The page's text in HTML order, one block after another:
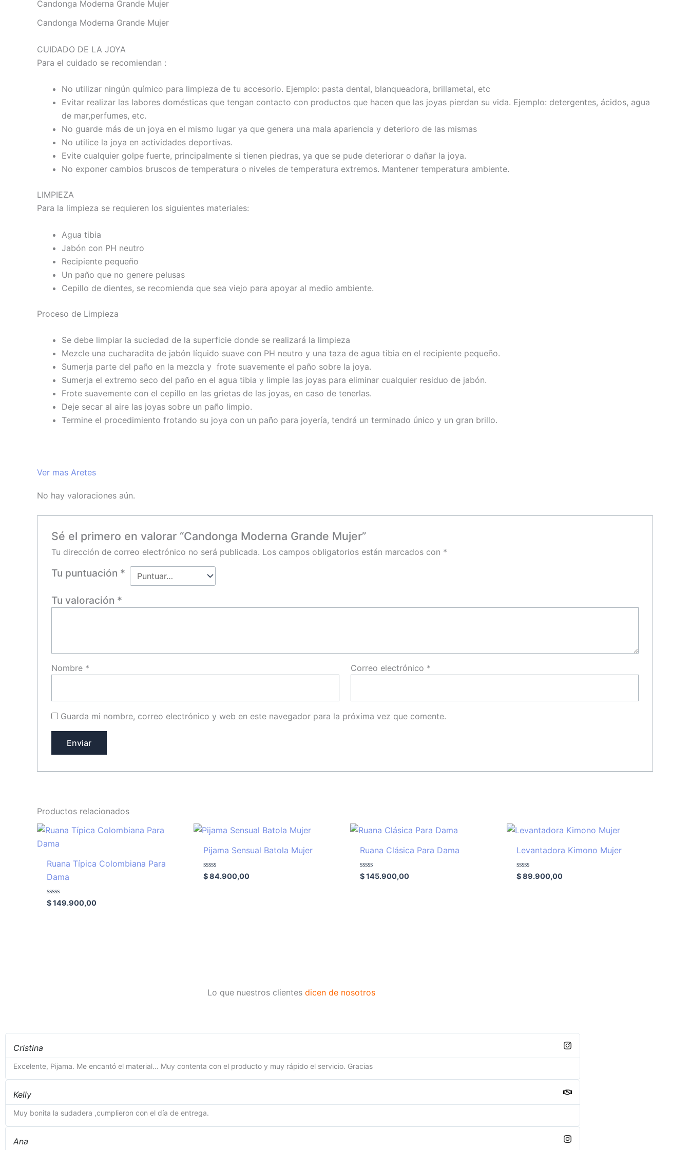
Candonga Moderna Grande Mujer
Candonga Moderna Grande Mujer
CUIDADO DE LA JOYA
Para el cuidado se recomiendan :
No utilizar ningún químico para limpieza de tu accesorio. Ejemplo: pasta dental, blanqueadora, brillametal, etc
Evitar realizar las labores domésticas que tengan contacto con productos que hacen que las joyas pierdan su vida. Ejemplo: detergentes, ácidos, agua
de mar,perfumes, etc.
No guarde más de un joya en el mismo lugar ya que genera una mala apariencia y deterioro de las mismas
No utilice la joya en actividades deportivas.
Evite cualquier golpe fuerte, principalmente si tienen piedras, ya que se pude deteriorar o dañar la joya.
No exponer cambios bruscos de temperatura o niveles de temperatura extremos. Mantener temperatura ambiente.
LIMPIEZA
Para la limpieza se requieren los siguientes materiales:
Agua tibia
Jabón con PH neutro
Recipiente pequeño
Un paño que no genere pelusas
Cepillo de dientes, se recomienda que sea viejo para apoyar al medio ambiente.
Proceso de Limpieza
Se debe limpiar la suciedad de la superficie donde se realizará la limpieza
Mezcle una cucharadita de jabón líquido suave con PH neutro y una taza de agua tibia en el recipiente pequeño.
Sumerja parte del paño en la mezcla y frote suavemente el paño sobre la joya.
Sumerja el extremo seco del paño en el agua tibia y limpie las joyas para eliminar cualquier residuo de jabón.
Frote suavemente con el cepillo en las grietas de las joyas, en caso de tenerlas.
Deje secar al aire las joyas sobre un paño limpio.
Termine el procedimiento frotando su joya con un paño para joyería, tendrá un terminado único y un gran brillo.
Ver mas Aretes
No hay valoraciones aún.
Sé el primero en valorar “Candonga Moderna Grande Mujer”
Tu dirección de correo electrónico no será publicada. Los campos obligatorios están marcados con *
Tu puntuación *
Tu valoración *
Nombre * Correo electrónico *
Guarda mi nombre, correo electrónico y web en este navegador para la próxima vez que comente.
Productos relacionados
Ruana Típica Colombiana Para
Dama
Valorado
con
$149.900,00
Pijama Sensual Batola Mujer
Valorado
con
$84.900,00
Ruana Clásica Para Dama
Valorado
con
$145.900,00
Levantadora Kimono Mujer
Valorado
con
$89.900,00
Lo que nuestros clientes dicen de nosotros
Cristina
Excelente, Pijama. Me encantó el material... Muy contenta con el producto y muy rápido el servicio. Gracias
Kelly
Muy bonita la sudadera ,cumplieron con el día de entrega.
Ana